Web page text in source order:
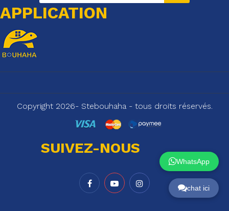
chat ici
WhatsApp
APPLICATION
Copyright 2026- Stebouhaha - tous droits réservés.
SUIVEZ-NOUS